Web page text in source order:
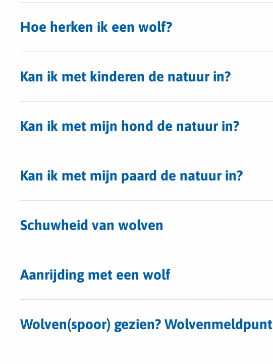
Hoe herken ik een wolf?
Kan ik met kinderen de natuur in?
Kan ik met mijn hond de natuur in?
Kan ik met mijn paard de natuur in?
Schuwheid van wolven
Aanrijding met een wolf
Wolven(spoor) gezien? Wolvenmeldpunt